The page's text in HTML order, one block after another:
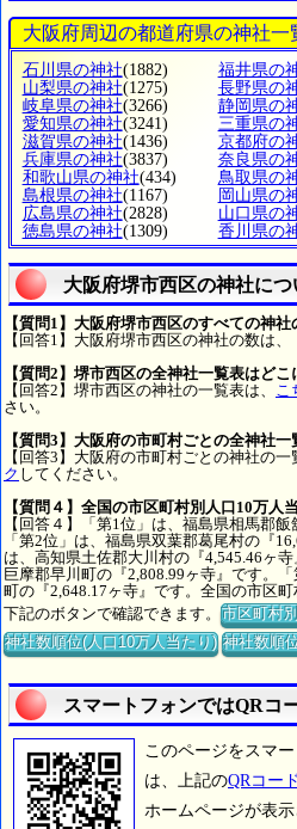
大阪府周辺の都道府県の神社一
石川県の神社(1882) 福井県の
山梨県の神社(1275) 長野県の
岐阜県の神社(3266) 静岡県の
愛知県の神社(3241) 三重県の
滋賀県の神社(1436) 京都府の
兵庫県の神社(3837) 奈良県の
和歌山県の神社(434) 鳥取県の
島根県の神社(1167) 岡山県の
広島県の神社(2828) 山口県の
徳島県の神社(1309) 香川県の
大阪府堺市西区の神社に
【質問1】大阪府堺市西区のすべての神
【回答1】大阪府堺市西区の神社の数は、
【質問2】堺市西区の全神社一覧表はどこ
【回答2】堺市西区の神社の一覧表は、
こ
さい。
【質問3】大阪府の市町村ごとの全神社
【回答3】大阪府の市町村ごとの神社の一
ク してください。
【質問４】全国の市区町村別人口10万人
【回答４】「第1位」は、福島県相馬郡飯
「第2位」は、福島県双葉郡葛尾村の『
は、高知県土佐郡大川村の『4,545.46ヶ
巨摩郡早川町の『2,808.99ヶ寺』です。
町の『2,648.17ヶ寺』です。全国の市区
下記のボタンで確認できます。市区町村
神社数順位(人口10万人当たり) 神社数順
スマートフォンではQRコ
このページをスマ
は、上記のQRコード
ホームページが表示